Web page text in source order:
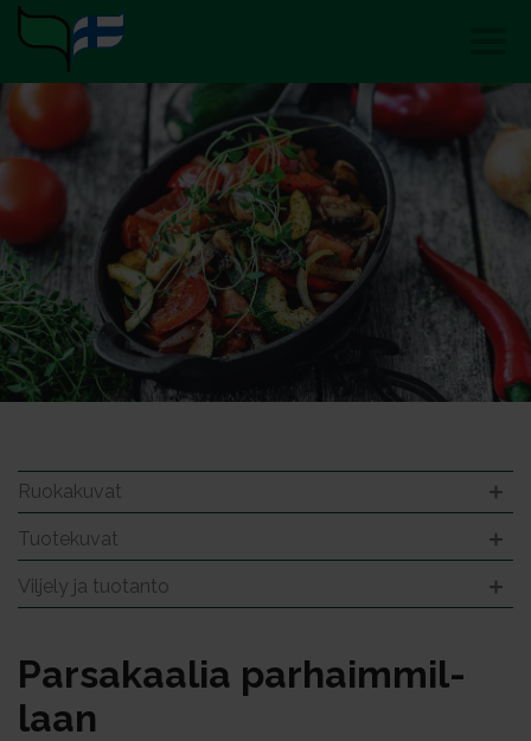
Ruokakuvat
Tuotekuvat
Viljely ja tuotanto
Par­sa­kaa­lia par­haim­mil­
laan